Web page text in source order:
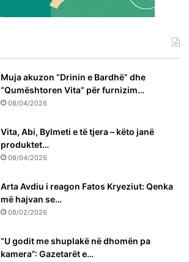
Muja akuzon “Drinin e Bardhë” dhe
“Qumështoren Vita” për furnizim…
08/04/2026
Vita, Abi, Bylmeti e të tjera – këto janë
produktet…
08/04/2026
Arta Avdiu i reagon Fatos Kryeziut: Qenka
më hajvan se…
08/02/2026
“U godit me shuplakë në dhomën pa
kamera”: Gazetarët e…